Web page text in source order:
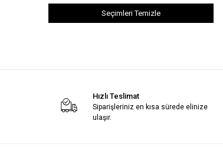
Seçimleri Temizle
Hızlı Teslimat
Siparişleriniz en kısa sürede elinize
ulaşır.